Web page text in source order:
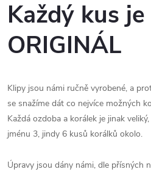
Každý kus je
ORIGINÁL
Klipy jsou námi ručně vyrobené, a
se snažíme dát co nejvíce možných
Každá ozdoba a korálek je jinak
jménu 3, jindy 6 kusů korálků okolo.
Úpravy jsou dány námi, dle přísných